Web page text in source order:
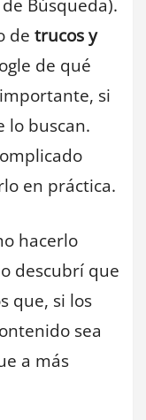
Búsqueda).
de trucos y
de qué
si
lo buscan.
en práctica.
hacerlo
descubrí que
que, si los
sea
a más